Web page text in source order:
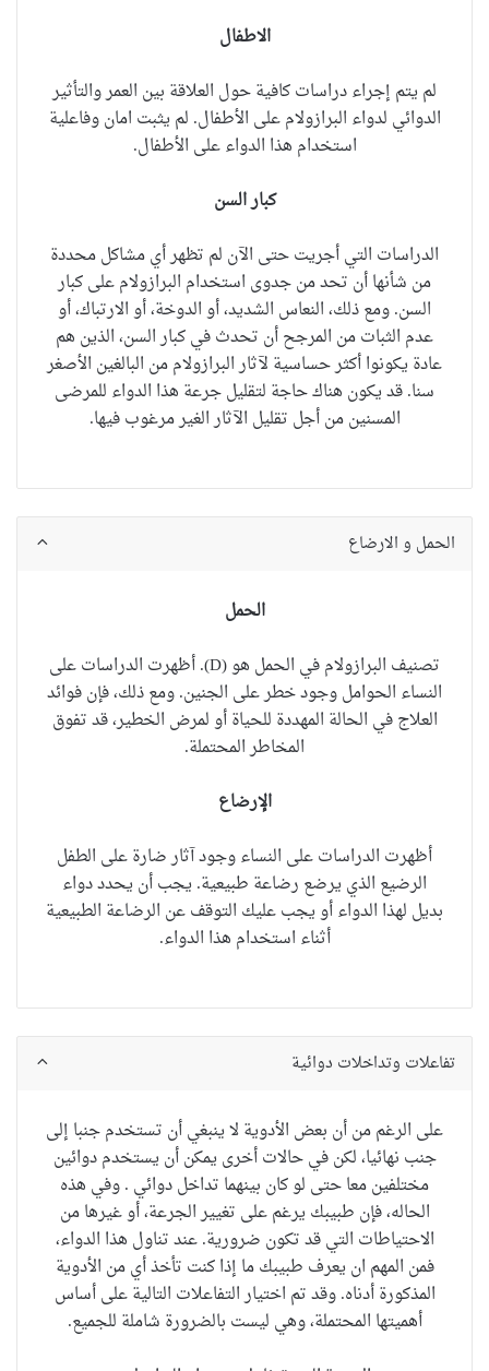
الاطفال
لم يتم إجراء دراسات كافية حول العلاقة بين العمر والتأثير
الدوائي لدواء البرازولام على الأطفال. لم يثبت امان وفاعلية
استخدام هذا الدواء على الأطفال.
كبار السن
الدراسات التي أجريت حتى الآن لم تظهر أي مشاكل محددة
من شأنها أن تحد من جدوى استخدام البرازولامعلى كبار
السن. ومع ذلك، النعاس الشديد، أو الدوخة، أو الارتباك، أو
عدم الثبات من المرجح أن تحدث في كبار السن، الذين هم
عادة يكونوا أكثر حساسية لآثار البرازولام من البالغين الأصغر
سنا. قد يكون هناك حاجة لتقليل جرعة هذا الدواء للمرضى
المسنين من أجل تقليل الآثار الغير مرغوب فيها.
الحمل و الارضاع
الحمل
تصنيف البرازولام
في الحمل هو (D). أظهرت الدراسات على
النساء الحوامل وجود خطر على الجنين. ومع ذلك، فإن فوائد
العلاج في الحالة المهددة للحياة أو لمرض الخطير، قد تفوق
المخاطر المحتملة.
الإرضاع
أظهرت الدراسات على النساء وجود آثار ضارة على الطفل
الرضيع الذي يرضع رضاعة طبيعية. يجب أن يحدد دواء
بديل لهذا الدواء أو يجب عليك التوقف عن الرضاعة الطبيعية
أثناء استخدام هذا الدواء.
تفاعلات وتداخلات دوائية
على الرغم من أن بعض الأدويةلا ينبغي أن تستخدمجنبا إلى
جنب نهائيا،لكن في حالات أخرى يمكن أن يستخدمدوائين
مختلفينمعاحتى لوكان بينهما تداخل دوائي . وفي هذه
الحاله، فإن طبيبك يرغم على تغييرالجرعة،أوغيرها من
الاحتياطات التيقد تكون ضرورية.عندتناول هذا الدواء،
فمن المهم ان يعرف طبيبكما إذاكنت تأخذ أيمن الأدوية
المذكورةأدناه.وقد تم اختيارالتفاعلات التاليةعلى أساس
أهميتها المحتملة، وهي ليست بالضرورة شاملة للجميع.